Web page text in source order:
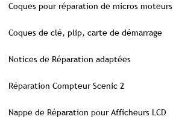
Coques pour réparation de micros moteurs
Coques de clé, plip, carte de démarrage
Notices de Réparation adaptées
Réparation Compteur Scenic 2
Nappe de Réparation pour Afficheurs LCD